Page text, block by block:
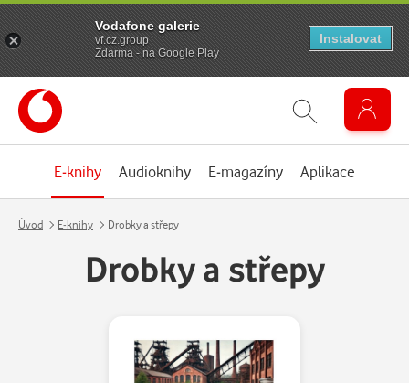
E-knihy Audioknihy E-magazíny Aplikace
Úvod E-knihy Drobky a střepy
Drobky a střepy
Vodafone galerie
vf.cz.group
Zdarma - na Google Play
Instalovat